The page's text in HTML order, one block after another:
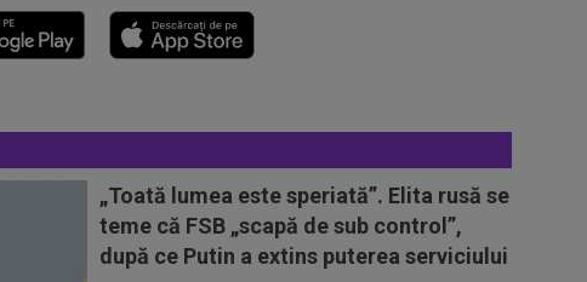
„Toată lumea este speriată”. Elita rusă se
teme că FSB „scapă de sub control”,
după ce Putin a extins puterea serviciului